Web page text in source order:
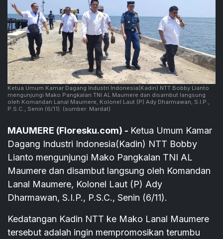
Ketua Umum Kamar Dagang Industri Indonesia(Kadin) NTT Bobby Lianto
mengunjungi Mako Pangkalan TNI AL Maumere dan disambut langsung
oleh Komandan Lanal Maumere, Kolonel Laut (P) Ady Dharmawan, S.I.P.,
P.S.C., Senin (6/11). (sumber: Mardat)
MAUMERE (Floresku.com) - Ketua Umum Kamar
Dagang Industri Indonesia(Kadin) NTT Bobby
Lianto mengunjungi Mako Pangkalan TNI AL
Maumere dan disambut langsung oleh Komandan
Lanal Maumere, Kolonel Laut (P) Ady
Dharmawan, S.I.P., P.S.C., Senin (6/11).
Kedatangan Kadin NTT ke Mako Lanal Maumere
tersebut adalah ingin mempromosikan terumbu